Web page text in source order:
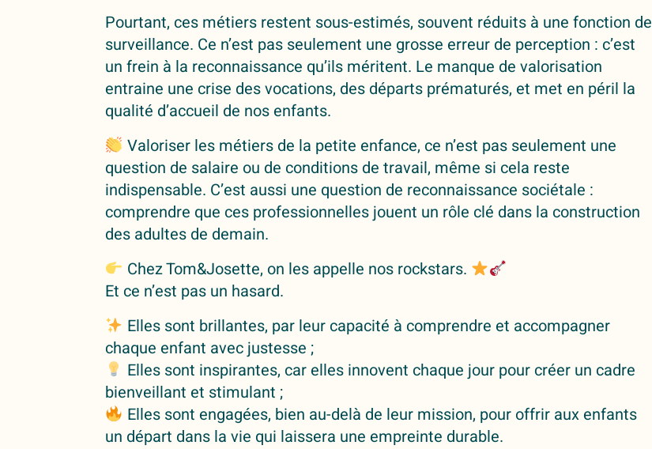
Pourtant, ces métiers restent sous-estimés, souvent réduits à une fonction de
surveillance. Ce n’est pas seulement une grosse erreur de perception : c’est
un frein à la reconnaissance qu’ils méritent. Le manque de valorisation
entraine une crise des vocations, des départs prématurés, et met en péril la
qualité d’accueil de nos enfants.
Valoriser les métiers de la petite enfance, ce n’est pas seulement une
question de salaire ou de conditions de travail, même si cela reste
indispensable. C’est aussi une question de reconnaissance sociétale :
comprendre que ces professionnelles jouent un rôle clé dans la construction
des adultes de demain.
Chez Tom&Josette, on les appelle nos rockstars.
Et ce n’est pas un hasard.
Elles sont brillantes, par leur capacité à comprendre et accompagner
chaque enfant avec justesse ;
Elles sont inspirantes, car elles innovent chaque jour pour créer un cadre
bienveillant et stimulant ;
Elles sont engagées, bien au-delà de leur mission, pour offrir aux enfants
un départ dans la vie qui laissera une empreinte durable.